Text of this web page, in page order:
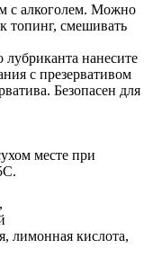
с алкоголем. Можно
топинг, смешивать
нанесите
с презервативом
Безопасен для
месте при
лимонная кислота,